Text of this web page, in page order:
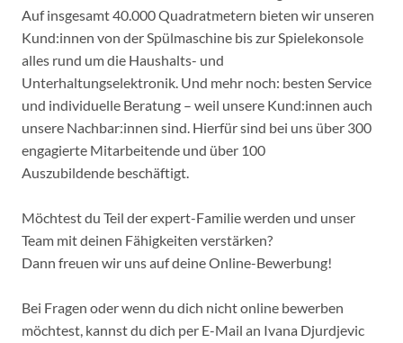
Auf insgesamt 40.000 Quadratmetern bieten wir unseren
Kund:innen von der Spülmaschine bis zur Spielekonsole
alles rund um die Haushalts- und
Unterhaltungselektronik. Und mehr noch: besten Service
und individuelle Beratung – weil unsere Kund:innen auch
unsere Nachbar:innen sind. Hierfür sind bei uns über 300
engagierte Mitarbeitende und über 100
Auszubildende beschäftigt.
Möchtest du Teil der expert-Familie werden und unser
Team mit deinen Fähigkeiten verstärken?
Dann freuen wir uns auf deine Online-Bewerbung!
Bei Fragen oder wenn du dich nicht online bewerben
möchtest, kannst du dich per E-Mail an Ivana Djurdjevic